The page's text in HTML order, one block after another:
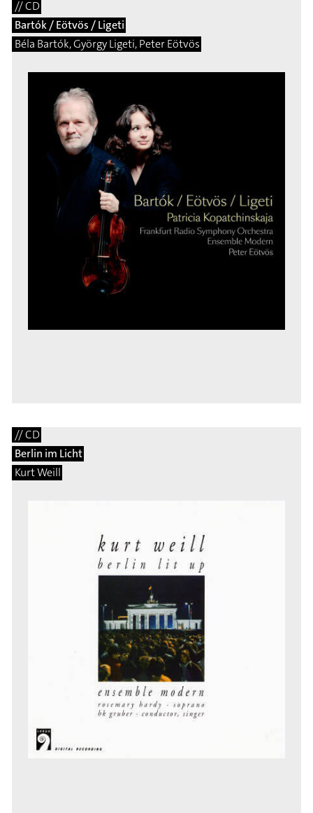
// CD
Bartók / Eötvös / Ligeti
Béla Bartók, György Ligeti, Peter Eötvös
// CD
Berlin im Licht
Kurt Weill